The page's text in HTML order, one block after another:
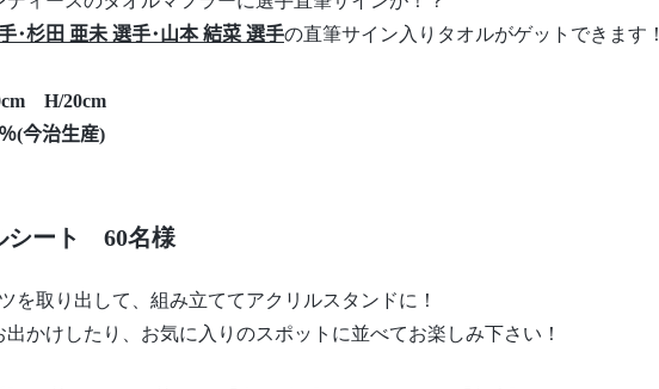
･杉田 亜未 選手･山本 結菜 選手の直筆サイン入りタオルがゲットできます！
H/20cm
今治生産)
ート 60名様
を取り出して、組み立ててアクリルスタンドに！
かけしたり、お気に入りのスポットに並べてお楽しみ下さい！